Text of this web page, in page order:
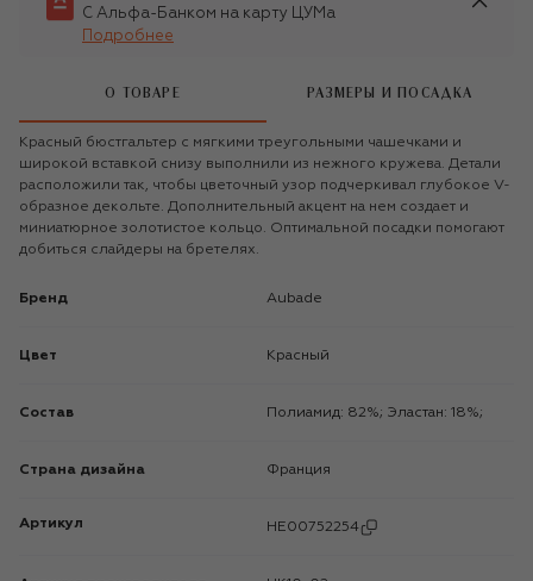
С Альфа-Банком на карту ЦУМа
Подробнее
О ТОВАРЕ РАЗМЕРЫ И ПОСАДКА
Красный бюстгальтер с мягкими треугольными чашечками и
широкой вставкой снизу выполнили из нежного кружева. Детали
расположили так, чтобы цветочный узор подчеркивал глубокое V-
образное декольте. Дополнительный акцент на нем создает и
миниатюрное золотистое кольцо. Оптимальной посадки помогают
добиться слайдеры на бретелях.
Бренд Aubade
Цвет Красный
Состав Полиамид: 82%; Эластан: 18%;
Страна дизайна Франция
Артикул HE00752254